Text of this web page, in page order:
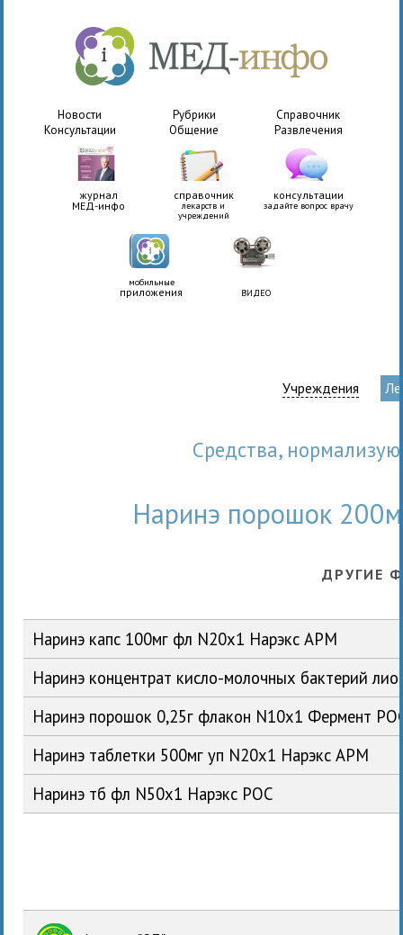
Новости Рубрики
Справочник
Консультации
Общение Развлечения
журнал
МЕД-инфо
справочник
лекарств и
учреждений
консультации
задайте вопрос врачу
мобильные
приложения ВИДЕО
Учреждения
Сpедства,
Наринэ порошок
ДРУГИЕ
Наринэ капс 100мг фл N20x1 Нарэкс АРМ
Наринэ концентрат кисло-молочных бактерий
Наринэ порошок 0,25г флакон N10x1 Фермент
Наринэ таблетки 500мг уп N20x1 Нарэкс АРМ
Наринэ тб фл N50x1 Нарэкс РОС